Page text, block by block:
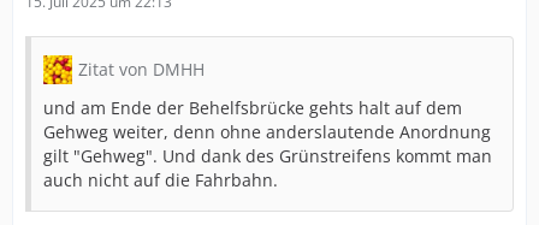
Zitat von DMHH
und am Ende der Behelfsbrücke gehts halt auf dem
Gehweg weiter, denn ohne anderslautende Anordnung
gilt "Gehweg". Und dank des Grünstreifens kommt man
auch nicht auf die Fahrbahn.